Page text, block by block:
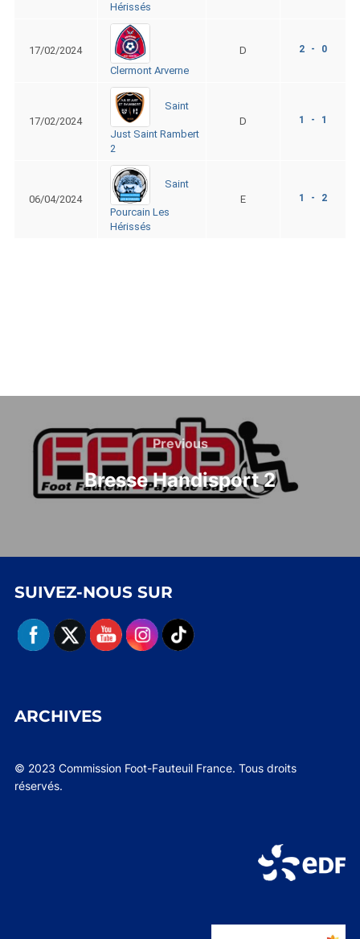
Hérissés
17/02/2024
Clermont Arverne
D 2 - 0
17/02/2024
Saint
Just Saint Rambert
2
D 1 - 1
06/04/2024
Saint
Pourcain Les
Hérissés
E 1 - 2
l’article
Previous
Previous
Bresse Handisport 2
SUIVEZ-NOUS SUR
ARCHIVES
© 2023 Commission Foot-Fauteuil France. Tous droits
réservés.